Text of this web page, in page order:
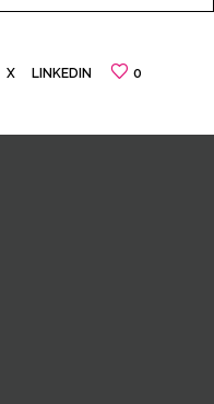
X LINKEDIN 0